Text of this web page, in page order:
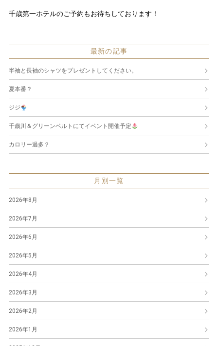
千歳第一ホテルのご予約もお待ちしております！
最新の記事
半袖と長袖のシャツをプレゼントしてください。
夏本番？
ジジ
千歳川＆グリーンベルトにてイベント開催予定
カロリー過多？
月別一覧
2026年8月
2026年7月
2026年6月
2026年5月
2026年4月
2026年3月
2026年2月
2026年1月